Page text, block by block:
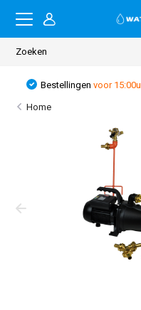
Bestellingenvoor 15:00u
Home